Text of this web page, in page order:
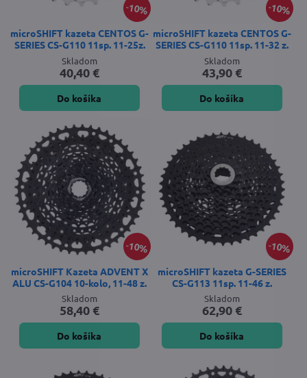
10%
microSHIFT kazeta CENTOS G-
SERIES CS-G110 11sp. 11-25z.
Skladom
40,40 €
Do košíka
10%
microSHIFT kazeta CENTOS G-
SERIES CS-G110 11sp. 11-32 z.
Skladom
43,90 €
Do košíka
10%
microSHIFT Kazeta ADVENT X
ALU CS-G104 10-kolo, 11-48 z.
Skladom
58,40 €
Do košíka
10%
microSHIFT kazeta G-SERIES
CS-G113 11sp. 11-46 z.
Skladom
62,90 €
Do košíka